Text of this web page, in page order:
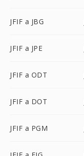
JFIF a JBG
JFIF a JPE
JFIF a ODT
JFIF a DOT
JFIF a PGM